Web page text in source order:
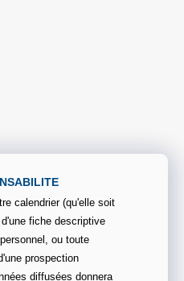
calendrier (qu'elle soit
fiche descriptive
ou toute
prospection
diffusées donnera